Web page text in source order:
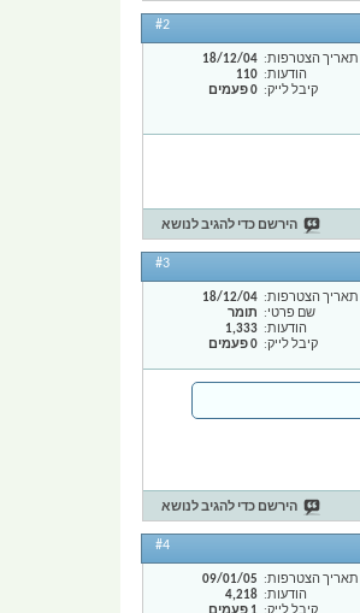
#2
תאריך הצטרפות
18/12/04
הודעות
110
קיבל לייק
0 פעמים
הירשם כדי להגיב לנושא
#3
תאריך הצטרפות
18/12/04
שם פרטי
תומר
הודעות
1,333
קיבל לייק
0 פעמים
הירשם כדי להגיב לנושא
#4
תאריך הצטרפות
09/01/05
הודעות
4,218